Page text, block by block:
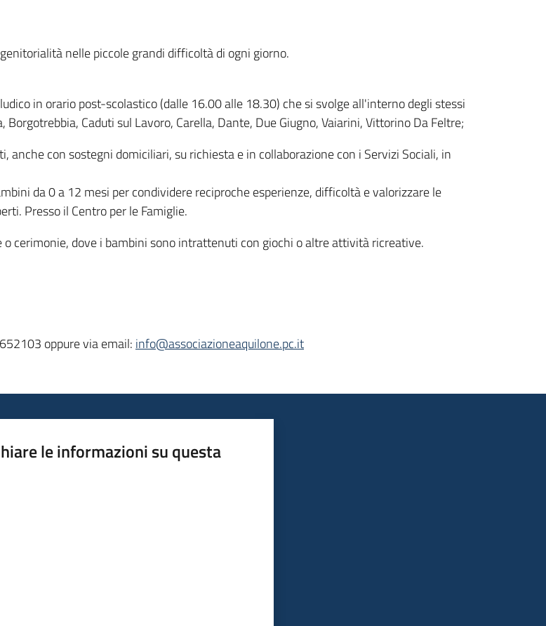
nelle piccole grandi difficoltà di ogni giorno.
in orario post-scolastico (dalle 16.00 alle 18.30) che si svolge all'interno degli stessi
Caduti sul Lavoro, Carella, Dante, Due Giugno, Vaiarini, Vittorino Da Feltre;
con sostegni domiciliari, su richiesta e in collaborazione con i Servizi Sociali, in
da 0 a 12 mesi per condividere reciproche esperienze, difficoltà e valorizzare le
Presso il Centro per le Famiglie.
cerimonie, dove i bambini sono intrattenuti con giochi o altre attività ricreative.
oppure via email: info@associazioneaquilone.pc.it
le informazioni su questa